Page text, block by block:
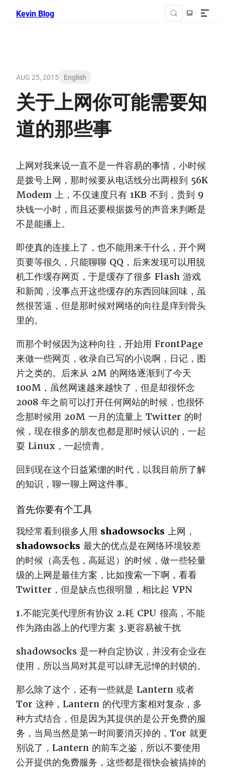
Kevin Blog
AUG 25, 2015 English
关于上网你可能需要知
道的那些事
上网对我来说一直不是一件容易的事情，小时候
是拨号上网，那时候要从电话线分出两根到 56K
Modem 上，不仅速度只有 1KB 不到，贵到 9
块钱一小时，而且还要根据拨号的声音来判断是
不是能播上。
即使真的连接上了，也不能用来干什么，开个网
页要等很久，只能聊聊 QQ，后来发现可以用脱
机工作缓存网页，于是缓存了很多 Flash 游戏
和新闻，没事点开这些缓存的东西回味回味，虽
然很苦逼，但是那时候对网络的向往是痒到骨头
里的。
而那个时候因为这种向往，开始用 FrontPage
来做一些网页，收录自己写的小说啊，日记，图
片之类的。后来从 2M 的网络逐渐到了今天
100M，虽然网速越来越快了，但是却很怀念
2008 年之前可以打开任何网站的时候，也很怀
念那时候用 20M 一月的流量上 Twitter 的时
候，现在很多的朋友也都是那时候认识的，一起
耍 Linux，一起愤青。
回到现在这个日益紧绷的时代，以我目前所了解
的知识，聊一聊上网这件事。
首先你要有个工具
我经常看到很多人用 shadowsocks 上网，
shadowsocks 最大的优点是在网络环境较差
的时候（高丢包，高延迟）的时候，做一些轻量
级的上网是最佳方案，比如搜索一下啊，看看
Twitter，但是缺点也很明显，相比起 VPN
1.不能完美代理所有协议 2.耗 CPU 很高，不能
作为路由器上的代理方案 3.更容易被干扰
shadowsocks 是一种自定协议，并没有企业在
使用，所以当局对其是可以肆无忌惮的封锁的。
那么除了这个，还有一些就是 Lantern 或者
Tor 这种，Lantern 的代理方案相对复杂，多
种方式结合，但是因为其提供的是公开免费的服
务，当局当然是第一时间要消灭掉的，Tor 就更
别说了，Lantern 的前车之鉴，所以不要使用
公开提供的免费服务，这些都是很快会被搞掉的